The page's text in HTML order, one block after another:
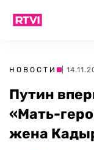
НОВОСТИ |
Путин
«Мать-
жена